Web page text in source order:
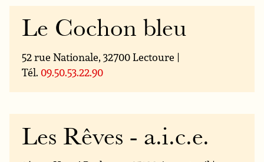
Le Cochon bleu
52 rue Nationale, 32700 Lectoure |
Tél. 09.50.53.22.90
Les Rêves - a.i.c.e.